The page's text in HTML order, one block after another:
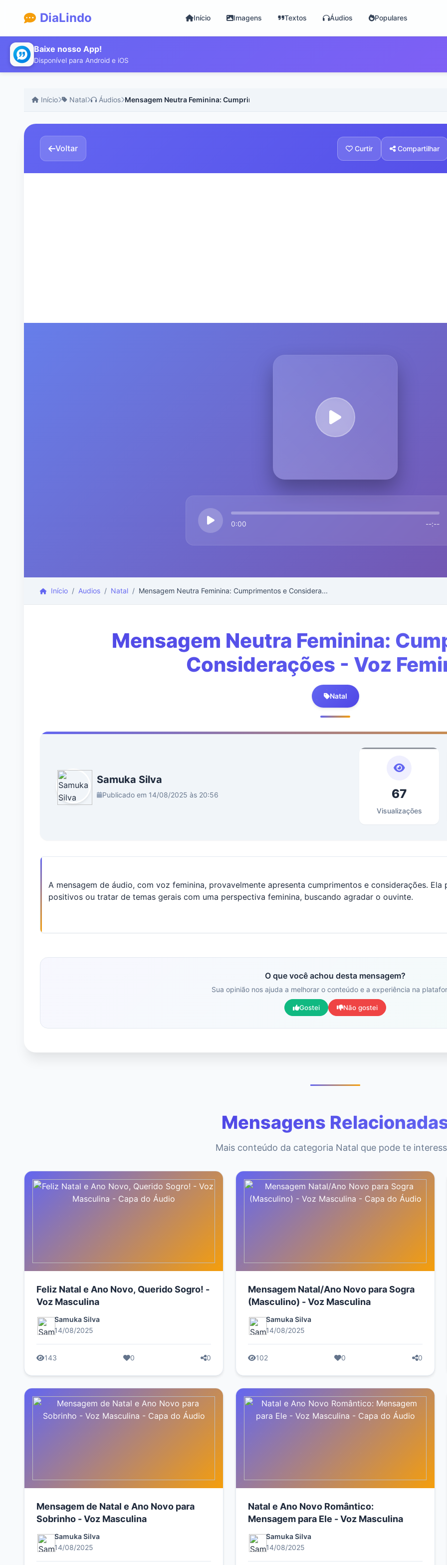
DiaLindo Início Imagens Textos Áudios Populares
Baixe nosso App!
Disponível para Android e iOS
Início Natal Áudios Mensagem Neutra Feminina: Cumprimentos e Considerações - Voz Feminina
Voltar Curtir Compartilhar
0:00 --:--
Início Audios Natal Mensagem Neutra Feminina: Cumprimentos e Considera...
Mensagem Neutra Feminina:
Considerações - Voz
Natal
Samuka Silva
Publicado em 14/08/2025 às 20:56 67
Visualizações
A mensagem de áudio, com voz feminina, provavelmente apresenta cumprimentos e considerações.
positivos ou tratar de temas gerais com uma perspectiva feminina, buscando agradar o ouvinte.
O que você achou desta mensagem?
Sua opinião nos ajuda a melhorar o conteúdo e a experiência na
Gostei Não gostei
Mensagens
Mais conteúdo da categoria Natal que pode te
Feliz Natal e Ano Novo, Querido Sogro! -
Voz Masculina
Samuka Silva
14/08/2025
143 0 0
Mensagem Natal/Ano Novo para Sogra
(Masculino) - Voz Masculina
Samuka Silva
14/08/2025
102 0 0
Mensagem de Natal e Ano Novo para
Sobrinho - Voz Masculina
Samuka Silva
14/08/2025
Natal e Ano Novo Romântico:
Mensagem para Ele - Voz Masculina
Samuka Silva
14/08/2025